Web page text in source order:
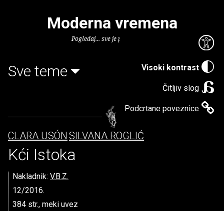
Visoki kontrast
Čitljiv slog
Podcrtane poveznice
Moderna vremena
Pogledaj... sve je puno knjiga.
Sve teme
CLARA USÓN SILVANA ROGLIĆ
Kći Istoka
Nakladnik: V.B.Z.
12/2016.
384 str., meki uvez